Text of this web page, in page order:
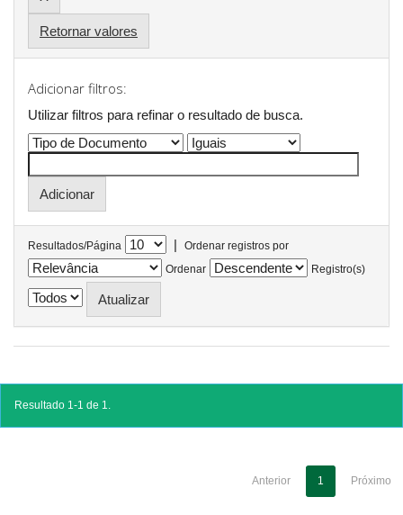
Retornar valores
Adicionar filtros:
Utilizar filtros para refinar o resultado de busca.
Resultados/Página |
Ordenar registros por
Ordenar
Registro(s)
Resultado 1-1 de 1.
Anterior 1 Próximo